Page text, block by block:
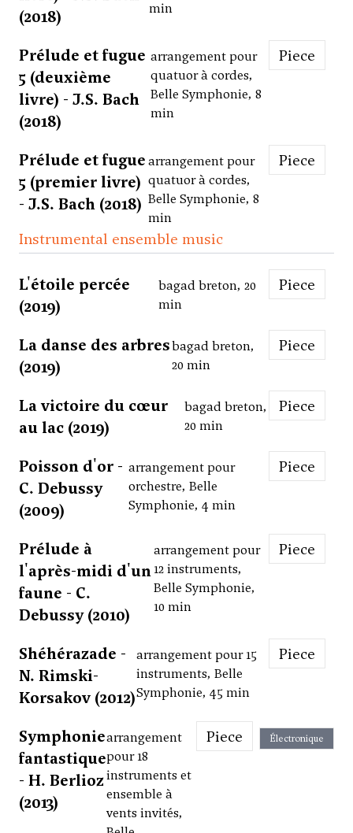
(2018)
min
Prélude et fugue
5 (deuxième
livre) - J.S. Bach
(2018)
arrangement pour
quatuor à cordes,
Belle Symphonie, 8
min
Piece
Prélude et fugue
5 (premier livre)
- J.S. Bach (2018)
arrangement pour
quatuor à cordes,
Belle Symphonie, 8
min
Piece
Instrumental ensemble music
L'étoile percée
(2019)
bagad breton, 20
min
Piece
La danse des arbres
(2019)
bagad breton,
20 min
Piece
La victoire du cœur
au lac (2019)
bagad breton,
20 min
Piece
Poisson d'or -
C. Debussy
(2009)
arrangement pour
orchestre, Belle
Symphonie, 4 min
Piece
Prélude à
l'après-midi d'un
faune - C.
Debussy (2010)
arrangement pour
12 instruments,
Belle Symphonie,
10 min
Piece
Shéhérazade -
N. Rimski-
Korsakov (2012)
arrangement pour 15
instruments, Belle
Symphonie, 45 min
Piece
Symphonie
fantastique
- H. Berlioz
(2013)
arrangement
pour 18
instruments et
ensemble à
vents invités,
Piece Électronique